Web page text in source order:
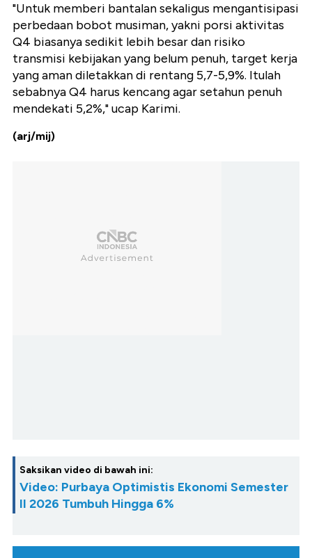
"Untuk memberi bantalan sekaligus mengantisipasi
perbedaan bobot musiman, yakni porsi aktivitas
Q4 biasanya sedikit lebih besar dan risiko
transmisi kebijakan yang belum penuh, target kerja
yang aman diletakkan di rentang 5,7-5,9%. Itulah
sebabnya Q4 harus kencang agar setahun penuh
mendekati 5,2%," ucap Karimi.
(arj/mij)
Saksikan video di bawah ini:
Video: Purbaya Optimistis Ekonomi Semester
II 2026 Tumbuh Hingga 6%